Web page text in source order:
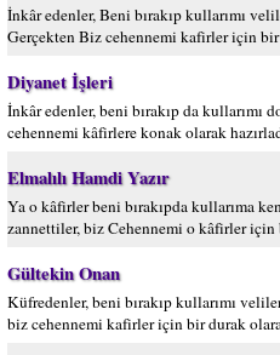
İnkâr edenler, Beni bırakıp kullarımı
Gerçekten Biz cehennemi kafirler için bir
Diyanet İşleri
İnkâr edenler, beni bırakıp da kullarımı
cehennemi kâfirlere konak olarak
Elmalılı Hamdi Yazır
Ya o kâfirler beni bırakıpda kullarıma
zannettiler, biz Cehennemi o kâfirler
Gültekin Onan
Küfredenler, beni bırakıp kullarımı
biz cehennemi kafirler için bir durak